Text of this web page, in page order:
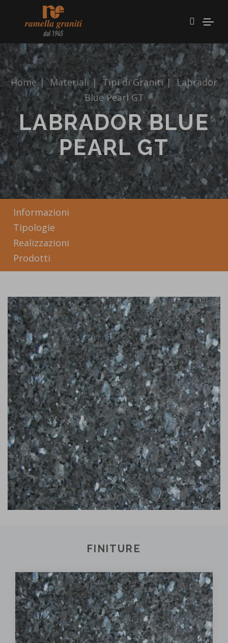
Home | Materiali | Tipi di Graniti |
Labrador
Blue Pearl GT
LABRADOR BLUE
PEARL GT
Informazioni
Tipologie
Realizzazioni
Prodotti
FINITURE